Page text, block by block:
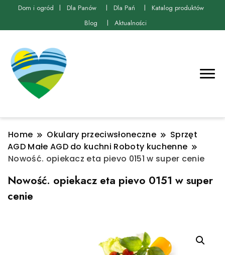
Dom i ogród Dla Panów Dla Pań
Katalog produktów
Blog
Aktualności
Home Okulary przeciwsłoneczne
Sprzęt
AGD Małe AGD do kuchni Roboty kuchenne
Nowość. opiekacz eta pievo 0151 w super cenie
Nowość. opiekacz eta pievo 0151 w super
cenie